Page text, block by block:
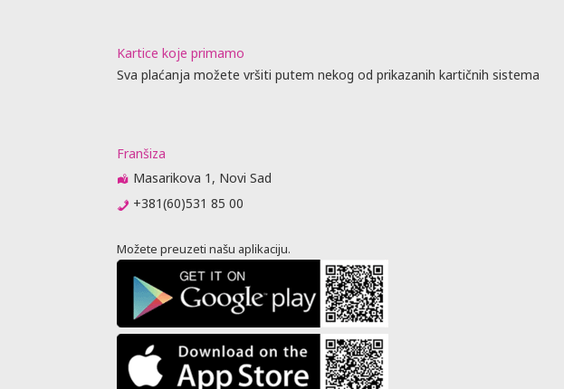
Kartice koje primamo
Sva plaćanja možete vršiti putem nekog od prikazanih kartičnih sistema
Franšiza
Masarikova 1, Novi Sad
+381(60)531 85 00
Možete preuzeti našu aplikaciju.